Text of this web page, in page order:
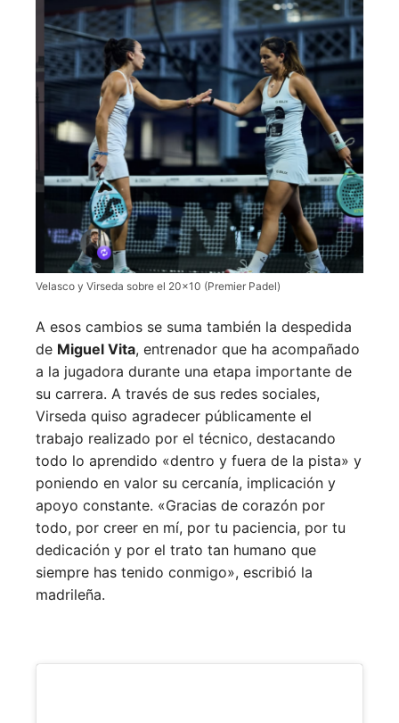
Velasco y Virseda sobre el 20×10 (Premier Padel)
A esos cambios se suma también la despedida
de Miguel Vita, entrenador que ha acompañado
a la jugadora durante una etapa importante de
su carrera. A través de sus redes sociales,
Virseda quiso agradecer públicamente el
trabajo realizado por el técnico, destacando
todo lo aprendido «dentro y fuera de la pista» y
poniendo en valor su cercanía, implicación y
apoyo constante. «Gracias de corazón por
todo, por creer en mí, por tu paciencia, por tu
dedicación y por el trato tan humano que
siempre has tenido conmigo», escribió la
madrileña.